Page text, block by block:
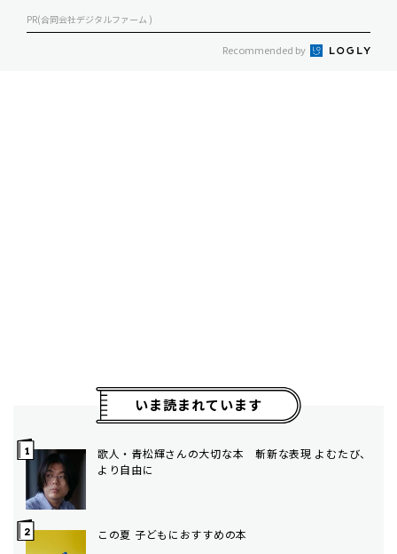
PR(合同会社デジタルファーム )
Recommended by
いま読まれています
歌人・青松輝さんの大切な本 斬新な表現 よむたび、
より自由に
この夏 子どもにおすすめの本